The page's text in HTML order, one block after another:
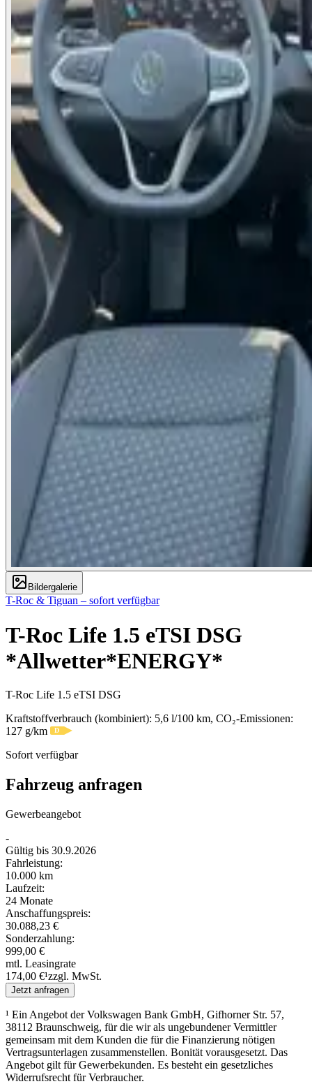
Bildergalerie
T-Roc & Tiguan – sofort verfügbar
T-Roc Life 1.5 eTSI DSG
*Allwetter*ENERGY*
T-Roc Life 1.5 eTSI DSG
Kraftstoffverbrauch (kombiniert): 5,6 l/100 km, CO₂-Emissionen:
127 g/km
D
Sofort verfügbar
Fahrzeug anfragen
Gewerbeangebot
-
Gültig bis 30.9.2026
Fahrleistung:
10.000 km
Laufzeit:
24 Monate
Anschaffungspreis:
30.088,23 €
Sonderzahlung:
999,00 €
mtl. Leasingrate
174,00 €¹zzgl. MwSt.
Jetzt anfragen
¹ Ein Angebot der Volkswagen Bank GmbH, Gifhorner Str. 57,
38112 Braunschweig, für die wir als ungebundener Vermittler
gemeinsam mit dem Kunden die für die Finanzierung nötigen
Vertragsunterlagen zusammenstellen. Bonität vorausgesetzt. Das
Angebot gilt für Gewerbekunden. Es besteht ein gesetzliches
Widerrufsrecht für Verbraucher.